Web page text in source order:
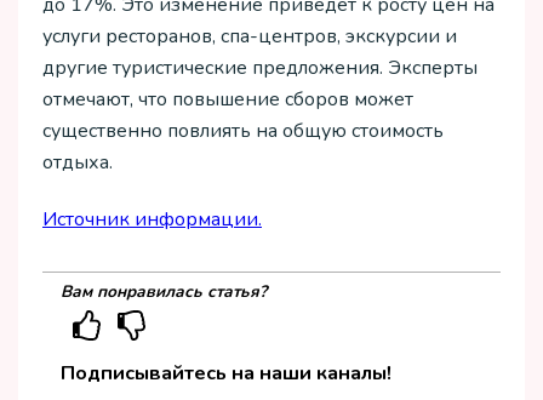
услуги ресторанов, спа-центров, экскурсии и
другие туристические предложения. Эксперты
отмечают, что повышение сборов может
существенно повлиять на общую стоимость
отдыха.
Источник информации.
Вам понравилась статья?
Подписывайтесь на наши каналы!